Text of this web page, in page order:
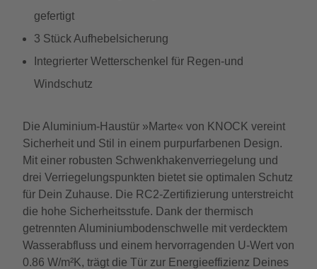
gefertigt
3 Stück Aufhebelsicherung
Integrierter Wetterschenkel für Regen-und
Windschutz
Die Aluminium-Haustür »Marte« von KNOCK vereint
Sicherheit und Stil in einem purpurfarbenen Design.
Mit einer robusten Schwenkhakenverriegelung und
drei Verriegelungspunkten bietet sie optimalen Schutz
für Dein Zuhause. Die RC2-Zertifizierung unterstreicht
die hohe Sicherheitsstufe. Dank der thermisch
getrennten Aluminiumbodenschwelle mit verdecktem
Wasserabfluss und einem hervorragenden U-Wert von
0.86 W/m²K, trägt die Tür zur Energieeffizienz Deines